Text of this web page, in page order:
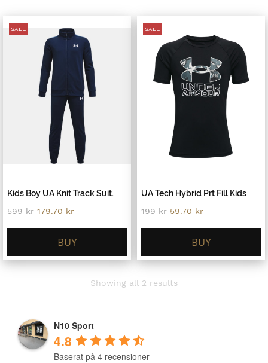
SALE
Kids Boy UA Knit Track Suit.
599kr Original
was:
599 kr.
179.70 krCurrent
is:
179.70 kr.
BUY
SALE
UA Tech Hybrid Prt Fill Kids
199kr Original
was:
199 kr.
59.70 krCurrent
is:
59.70 kr.
BUY
Showing all 2 resultsSorted
N10 Sport
4.8
Baserat på 4 recensioner